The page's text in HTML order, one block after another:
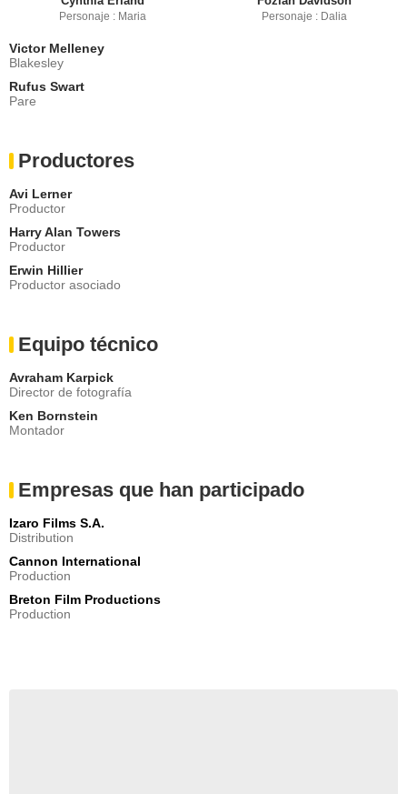
Personaje : Maria Personaje : Dalia
Victor Melleney
Blakesley
Rufus Swart
Pare
Productores
Avi Lerner
Productor
Harry Alan Towers
Productor
Erwin Hillier
Productor asociado
Equipo técnico
Avraham Karpick
Director de fotografía
Ken Bornstein
Montador
Empresas que han participado
Izaro Films S.A.
Distribution
Cannon International
Production
Breton Film Productions
Production